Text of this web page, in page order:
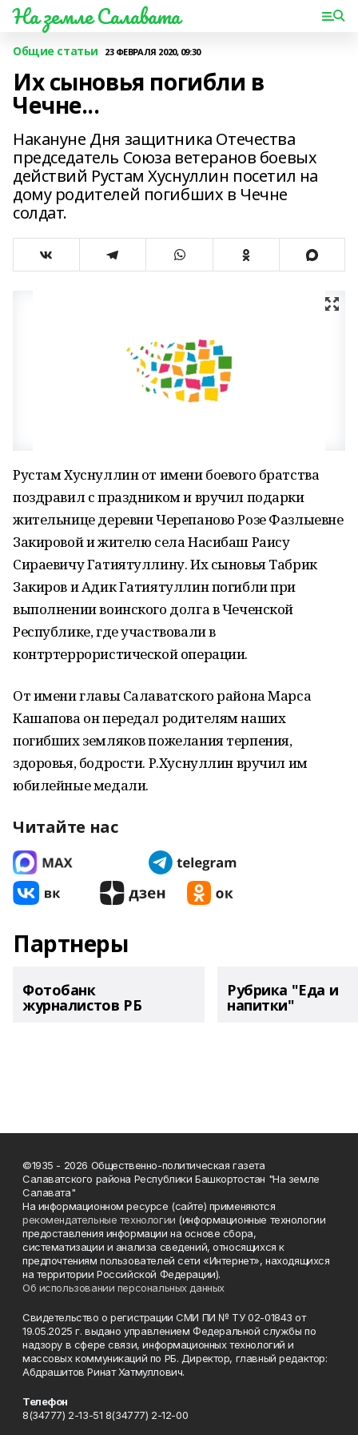
На земле Салавата
Общие статьи 23 ФЕВРАЛЯ 2020, 09:30
Их сыновья погибли в
Чечне...
Накануне Дня защитника Отечества
председатель Союза ветеранов боевых
действий Рустам Хуснуллин посетил на
дому родителей погибших в Чечне
солдат.
Рустам Хуснуллин от имени боевого братства
поздравил с праздником и вручил подарки
жительнице деревни Черепаново Розе Фазлыевне
Закировой и жителю села Насибаш Раису
Сираевичу Гатиятуллину. Их сыновья Табрик
Закиров и Адик Гатиятуллин погибли при
выполнении воинского долга в Чеченской
Республике, где участвовали в
контртеррористической операции.
От имени главы Салаватского района Марса
Кашапова он передал родителям наших
погибших земляков пожелания терпения,
здоровья, бодрости. Р.Хуснуллин вручил им
юбилейные медали.
Читайте нас
Партнеры
Фотобанк
журналистов РБ
Рубрика "Еда и
напитки"
©1935 - 2026 Общественно-политическая газета
Салаватского района Республики Башкортостан "На земле
Салавата"
На информационном ресурсе (сайте) применяются
рекомендательные технологии (информационные технологии
предоставления информации на основе сбора,
систематизации и анализа сведений, относящихся к
предпочтениям пользователей сети «Интернет», находящихся
на территории Российской Федерации).
Об использовании персональных данных
Свидетельство о регистрации СМИ ПИ № ТУ 02-01843 от
19.05.2025 г. выдано управлением Федеральной службы по
надзору в сфере связи, информационных технологий и
массовых коммуникаций по РБ. Директор, главный редактор:
Абдрашитов Ринат Хатмуллович.
Телефон
8(34777) 2-13-51 8(34777) 2-12-00